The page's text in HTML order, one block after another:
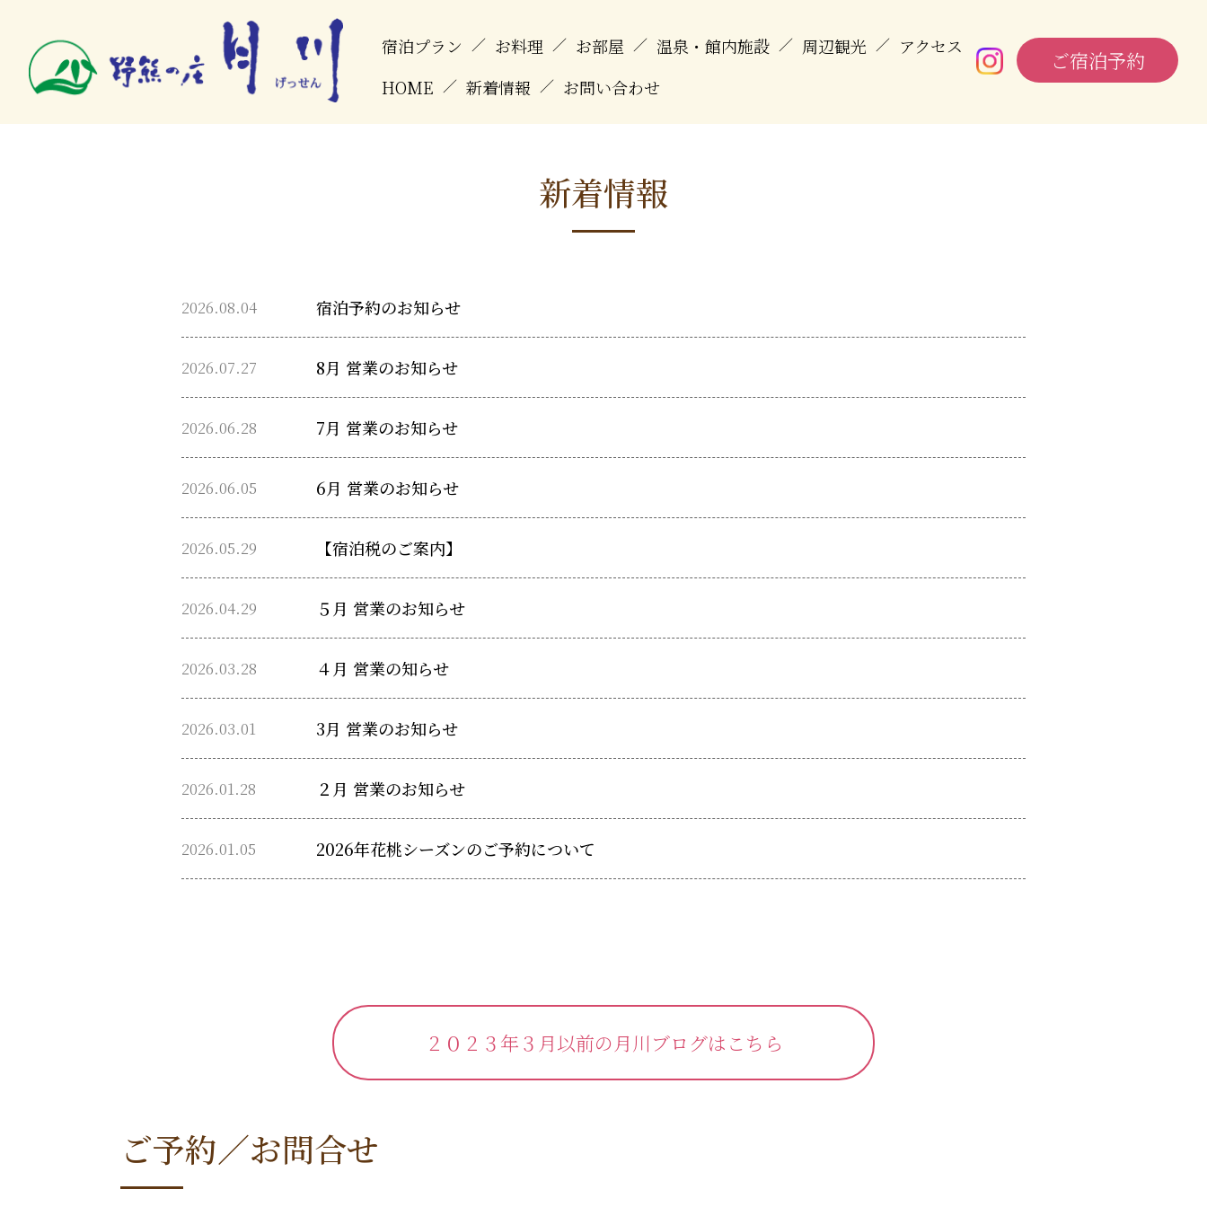
宿泊プラン ／ お料理 ／ お部屋 ／ 温泉・館内施設 ／ 周辺観光 ／ アクセス
HOME ／ 新着情報 ／ お問い合わせ
ご宿泊予約
新着情報
2026.08.04 宿泊予約のお知らせ
2026.07.27 8月 営業のお知らせ
2026.06.28 7月 営業のお知らせ
2026.06.05 6月 営業のお知らせ
2026.05.29 【宿泊税のご案内】
2026.04.29 ５月 営業のお知らせ
2026.03.28 ４月 営業の知らせ
2026.03.01 3月 営業のお知らせ
2026.01.28 ２月 営業のお知らせ
2026.01.05 2026年花桃シーズンのご予約について
２０２３年３月以前の月川ブログはこちら
ご予約／お問合せ